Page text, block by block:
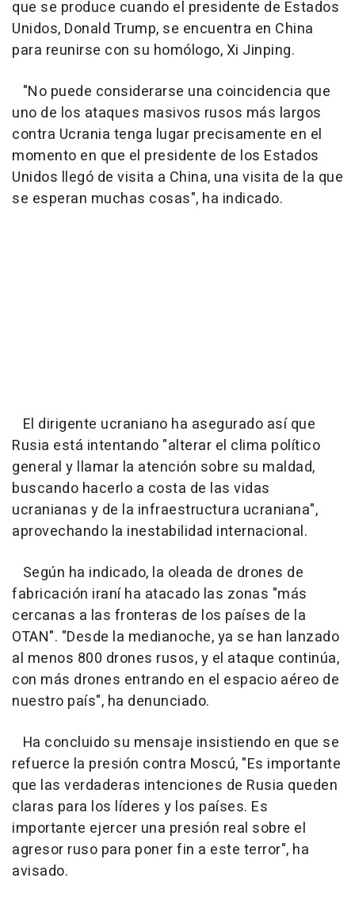
que se produce cuando el presidente de Estados
Unidos, Donald Trump, se encuentra en China
para reunirse con su homólogo, Xi Jinping.
"No puede considerarse una coincidencia que
uno de los ataques masivos rusos más largos
contra Ucrania tenga lugar precisamente en el
momento en que el presidente de los Estados
Unidos llegó de visita a China, una visita de la que
se esperan muchas cosas", ha indicado.
El dirigente ucraniano ha asegurado así que
Rusia está intentando "alterar el clima político
general y llamar la atención sobre su maldad,
buscando hacerlo a costa de las vidas
ucranianas y de la infraestructura ucraniana",
aprovechando la inestabilidad internacional.
Según ha indicado, la oleada de drones de
fabricación iraní ha atacado las zonas "más
cercanas a las fronteras de los países de la
OTAN". "Desde la medianoche, ya se han lanzado
al menos 800 drones rusos, y el ataque continúa,
con más drones entrando en el espacio aéreo de
nuestro país", ha denunciado.
Ha concluido su mensaje insistiendo en que se
refuerce la presión contra Moscú, "Es importante
que las verdaderas intenciones de Rusia queden
claras para los líderes y los países. Es
importante ejercer una presión real sobre el
agresor ruso para poner fin a este terror", ha
avisado.